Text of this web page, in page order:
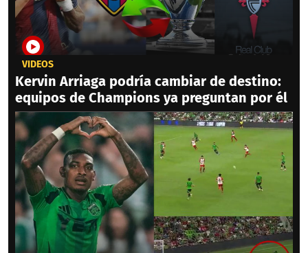
VIDEOS
Kervin Arriaga podría cambiar de destino:
equipos de Champions ya preguntan por él